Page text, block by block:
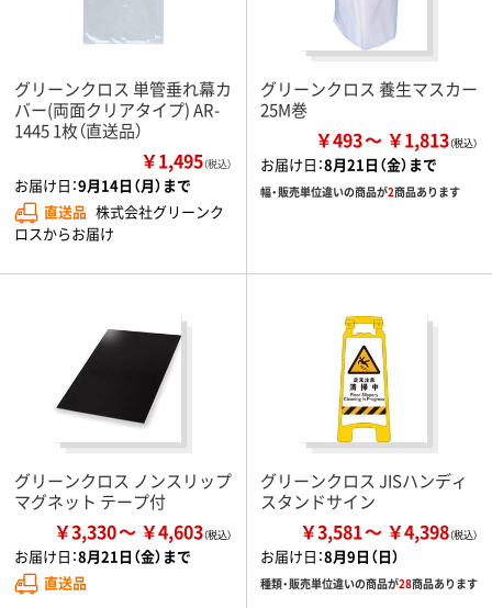
グリーンクロス 単管垂れ幕カ
バー(両面クリアタイプ) AR-
1445 1枚（直送品）
￥1,495（税込）
お届け日：9月14日（月）まで
直送品 株式会社グリーンク
ロスからお届け
グリーンクロス 養生マスカー
25M巻
￥493 ￥1,813
お届け日：8月21日（金）まで
幅・販売単位違いの商品が2商品あります
グリーンクロス ノンスリップ
マグネット テープ付
￥3,330 ￥4,603
お届け日：8月21日（金）まで
直送品
グリーンクロス JISハンディ
スタンドサイン
￥3,581 ￥4,398
お届け日：8月9日（日）
種類・販売単位違いの商品が28商品あります